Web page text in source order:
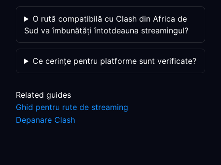
O rută compatibilă cu Clash din Africa de
Sud va îmbunătăți întotdeauna streamingul?
Ce cerințe pentru platforme sunt verificate?
Related guides
Ghid pentru rute de streaming
Depanare Clash